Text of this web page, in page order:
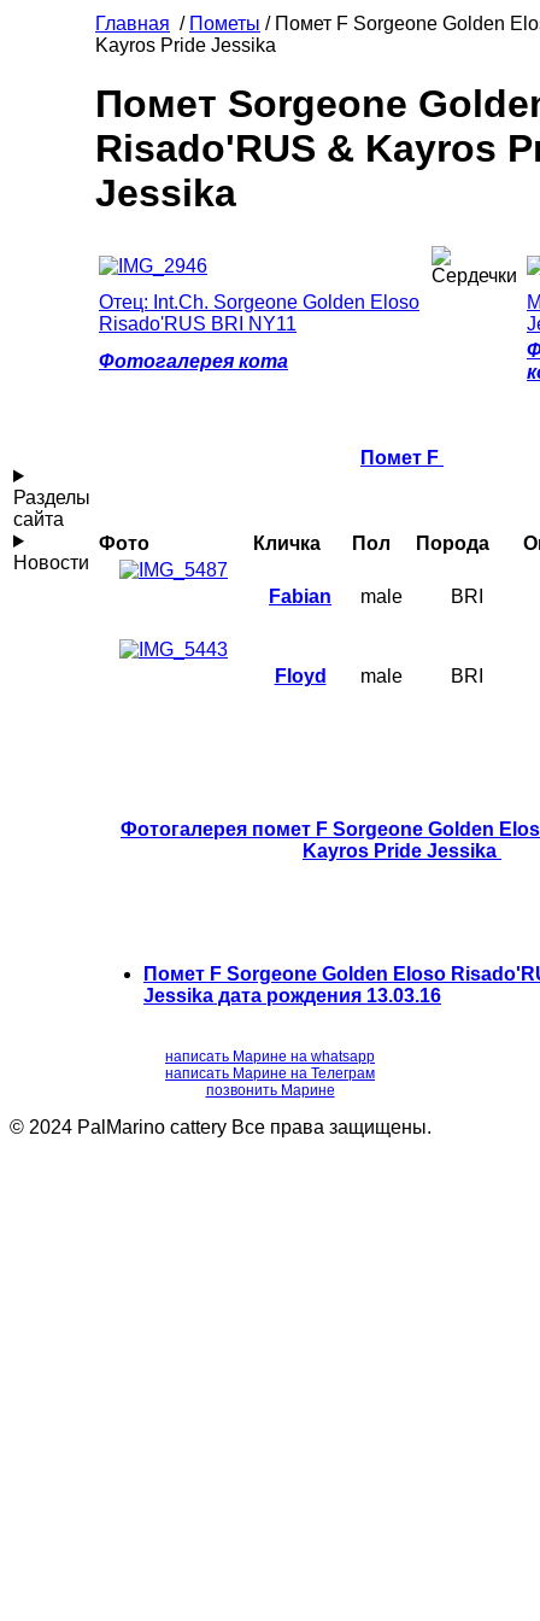
Разделы
сайта
Новости
Главная / Пометы / Помет F Sorgeone Golden
Kayros Pride Jessika
Помет Sorgeone
Risado'RUS & Kayros
Jessika
Отец: Int.Ch. Sorgeone Golden Eloso
Risado'RUS BRI NY11
Фотогалерея кота
Помет F
Фото Кличка Пол Порода
Fabian male BRI
Floyd male BRI
Фотогалерея помет F Sorgeone Golden
Kayros Pride Jessika
Помет F Sorgeone Golden Eloso
Jessika дата рождения 13.03.16
написать Марине на whatsapp
написать Марине на Телеграм
позвонить Марине
© 2024 PalMarino cattery Все права защищены.